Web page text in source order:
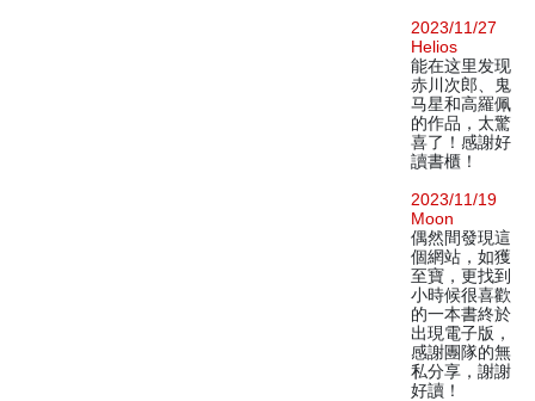
2023/11/27
Helios
能在这里发现
赤川次郎、鬼
马星和高羅佩
的作品，太驚
喜了！感謝好
讀書櫃！
2023/11/19
Moon
偶然間發現這
個網站，如獲
至寶，更找到
小時候很喜歡
的一本書終於
出現電子版，
感謝團隊的無
私分享，謝謝
好讀！